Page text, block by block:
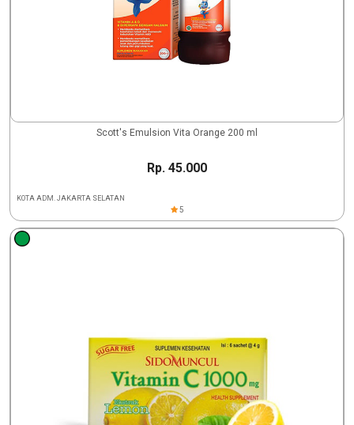
Scott's Emulsion Vita Orange 200 ml
Rp. 45.000
KOTA ADM. JAKARTA SELATAN
5